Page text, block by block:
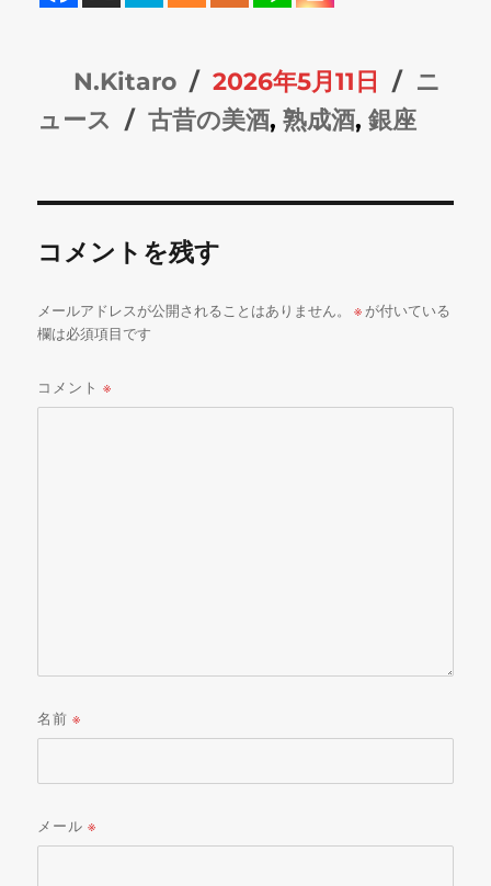
投
稿
N.Kitaro
投
稿
2026年5月11日
カ
テ
リ
ニ
ュース
タ
古昔の美酒,熟成酒,銀座
コメントを残す
メールアドレスが公開されることはありません。 ※ が付いている
欄は必須項目です
コメント※
名前※
メール※